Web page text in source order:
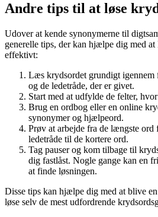
Andre tips til at løse
Udover at kende synonymerne til
generelle tips, der kan hjælpe dig med at
effektivt:
Læs krydsordet grundigt igennem
og de ledetråde, der er givet.
Start med at udfylde de felter,
Brug en ordbog eller en online
synonymer og hjælpeord.
Prøv at arbejde fra de længste ord
ledetråde til de kortere ord.
Tag pauser og kom tilbage til
dig fastlåst. Nogle gange kan en
at finde løsningen.
Disse tips kan hjælpe dig med at blive
løse selv de mest udfordrende